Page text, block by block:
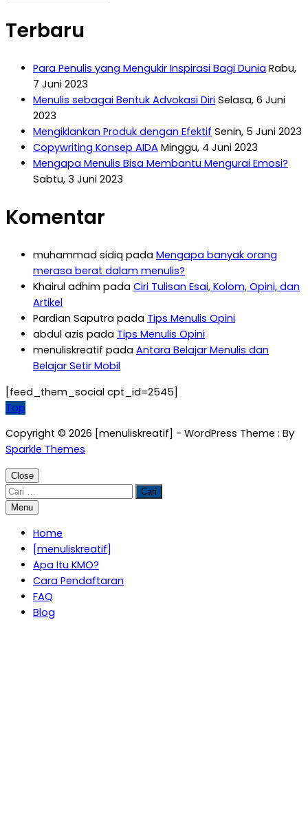
Terbaru
Para Penulis yang Mengukir Inspirasi Bagi Dunia Rabu,
7 Juni 2023
Menulis sebagai Bentuk Advokasi Diri Selasa, 6 Juni
2023
Mengiklankan Produk dengan Efektif Senin, 5 Juni 2023
Copywriting Konsep AIDA Minggu, 4 Juni 2023
Mengapa Menulis Bisa Membantu Mengurai Emosi?
Sabtu, 3 Juni 2023
Komentar
muhammad sidiq pada Mengapa banyak orang
merasa berat dalam menulis?
Khairul adhim pada Ciri Tulisan Esai, Kolom, Opini, dan
Artikel
Pardian Saputra pada Tips Menulis Opini
abdul azis pada Tips Menulis Opini
menuliskreatif pada Antara Belajar Menulis dan
Belajar Setir Mobil
[feed_them_social cpt_id=2545]
Top
Copyright © 2026 [menuliskreatif] - WordPress Theme : By
Sparkle Themes
Close
Cari
untuk:
Menu
Home
[menuliskreatif]
Apa Itu KMO?
Cara Pendaftaran
FAQ
Blog